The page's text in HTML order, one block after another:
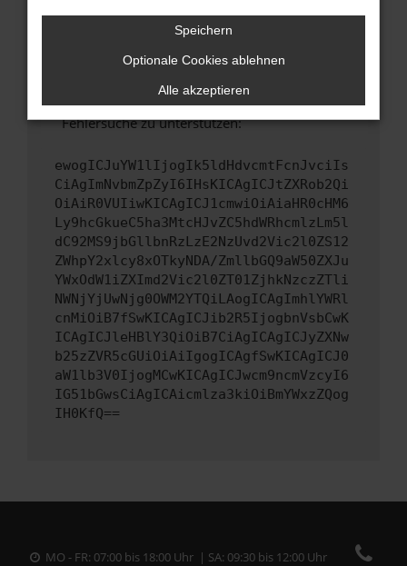
Wende dich an den Webseitenbetreiber.
Wenn du alle oben genannten Schritte versucht
hast, kontaktiere uns bitte. Wir werden
versuchen, das Problem zu beheben. Du kannst
uns diesen Text schicken, um uns bei der
Fehlersuche zu unterstützen:
ewogICJuYW1lIjogIk5ldHdvcmtFcnJvciIs
CiAgImNvbmZpZyI6IHsKICAgICJtZXRob2Qi
OiAiR0VUIiwKICAgICJ1cmwiOiAiaHR0cHM6
Ly9hcGkueC5ha3MtcHJvZC5hdWRhcmlzLm5l
dC92MS9jbGllbnRzLzE2NzUvd2Vic2l0ZS12
ZWhpY2xlcy8xOTkyNDA/ZmllbGQ9aW50ZXJu
YWxOdW1iZXImd2Vic2l0ZT01ZjhkNzczZTli
NWNjYjUwNjg0OWM2YTQiLAogICAgImhlYWRl
cnMiOiB7fSwKICAgICJib2R5IjogbnVsbCwK
ICAgICJleHBlY3QiOiB7CiAgICAgICJyZXNw
b25zZVR5cGUiOiAiIgogICAgfSwKICAgICJ0
aW1lb3V0IjogMCwKICAgICJwcm9ncmVzcyI6
IG51bGwsCiAgICAicmlza3kiOiBmYWxzZQog
IH0KfQ==
MO - FR: 07:00 bis 18:00 Uhr | SA: 09:30 bis 12:00 Uhr
Speichern
Optionale Cookies ablehnen
Alle akzeptieren